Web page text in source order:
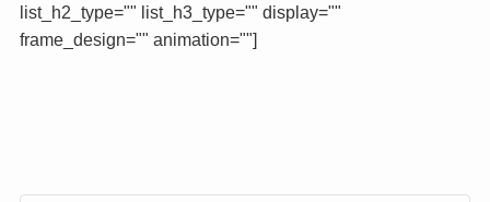
list_h2_type="" list_h3_type="" display=""
frame_design="" animation=""]